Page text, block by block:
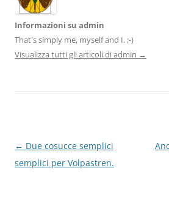
Informazioni su admin
That's simply me, myself and I. ;-)
Visualizza tutti gli articoli di admin →
Navigazione
articolo
← Due cosucce semplici
semplici per Volpastren.